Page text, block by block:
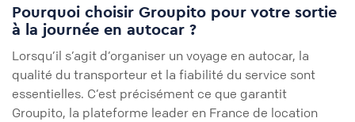
Pourquoi choisir Groupito pour votre sortie
à la journée en autocar ?
Lorsqu’il s’agit d’organiser un voyage en autocar, la
qualité du transporteur et la fiabilité du service sont
essentielles. C’est précisément ce que garantit
Groupito, la plateforme leader en France de location